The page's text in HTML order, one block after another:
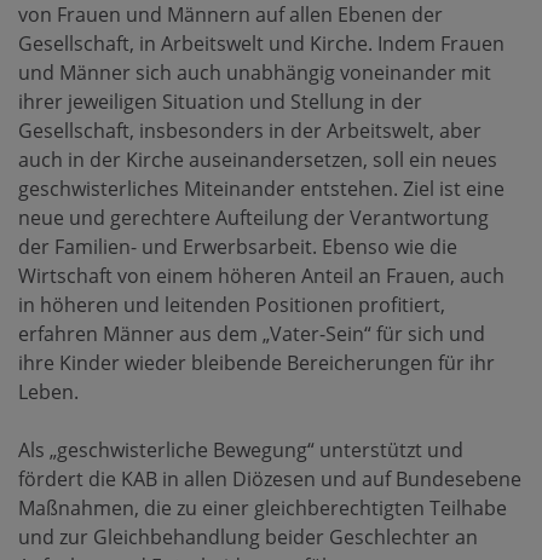
von Frauen und Männern auf allen Ebenen der
Gesellschaft, in Arbeitswelt und Kirche. Indem Frauen
und Männer sich auch unabhängig voneinander mit
ihrer jeweiligen Situation und Stellung in der
Gesellschaft, insbesonders in der Arbeitswelt, aber
auch in der Kirche auseinandersetzen, soll ein neues
geschwisterliches Miteinander entstehen. Ziel ist eine
neue und gerechtere Aufteilung der Verantwortung
der Familien- und Erwerbsarbeit. Ebenso wie die
Wirtschaft von einem höheren Anteil an Frauen, auch
in höheren und leitenden Positionen profitiert,
erfahren Männer aus dem „Vater-Sein“ für sich und
ihre Kinder wieder bleibende Bereicherungen für ihr
Leben.
Als „geschwisterliche Bewegung“ unterstützt und
fördert die KAB in allen Diözesen und auf Bundesebene
Maßnahmen, die zu einer gleichberechtigten Teilhabe
und zur Gleichbehandlung beider Geschlechter an